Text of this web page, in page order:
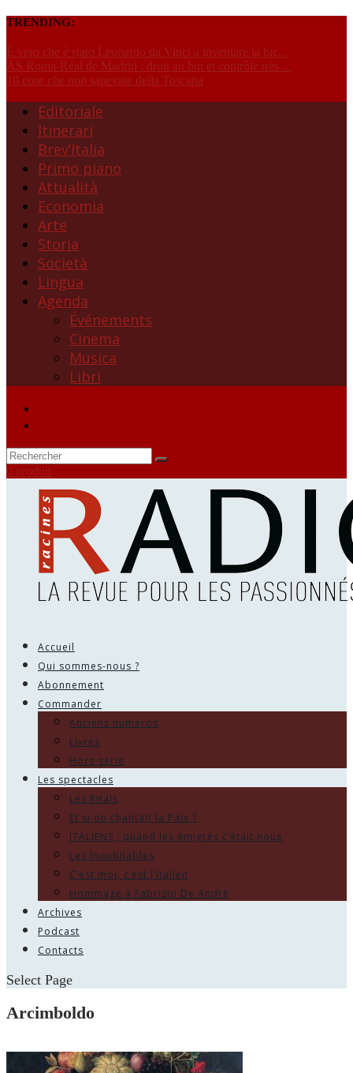
TRENDING:
È vero che è stato Leonardo da Vinci a inventare la bic...
AS Roma-Réal de Madrid : droit au but et contrôle très ...
10 cose che non sapevate della Toscana
Editoriale
Itinerari
Brev’Italia
Primo piano
Attualità
Economia
Arte
Storia
Società
Lingua
Agenda
Événements
Cinema
Musica
Libri
0 produit
Accueil
Qui sommes-nous ?
Abonnement
Commander
Anciens numéros
Livres
Hors-série
Les spectacles
Les Ritals
Et si on chantait la Paix ?
ITALIENS , quand les émigrés c’était nous
Les Inoubliables
C’est moi, c’est l’italien
Hommage à Fabrizio De André
Archives
Podcast
Contacts
Select Page
Arcimboldo